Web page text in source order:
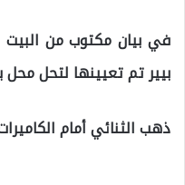
في بيان مكتوب من البيت
بيير تم تعيينها لتحل
ذهب الثنائي أمام